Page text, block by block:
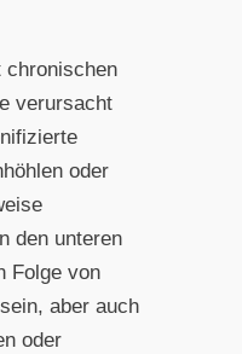
chronischen
verursacht
oder
den unteren
Folge von
aber auch
oder